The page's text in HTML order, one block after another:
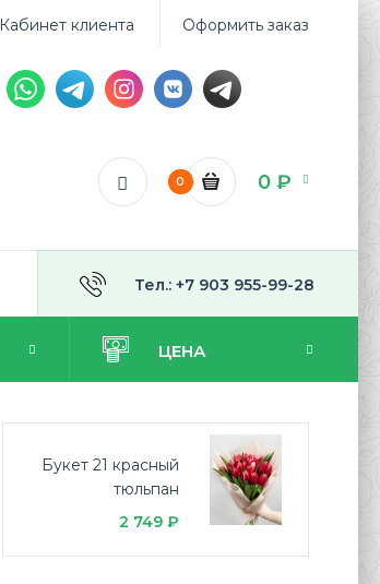
Кабинет клиента Оформить заказ
0 0 ₽
Тел.: +7 903 955-99-28
ЦЕНА
Букет 21 красный
тюльпан
2 749 ₽